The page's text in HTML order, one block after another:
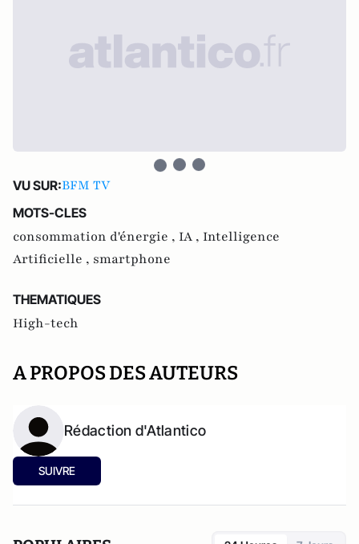
VU SUR:BFM TV
MOTS-CLES
consommation d'énergie , IA , Intelligence
Artificielle , smartphone
THEMATIQUES
High-tech
A PROPOS DES AUTEURS
Rédaction d'Atlantico
SUIVRE